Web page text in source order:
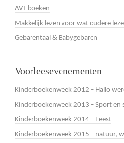
AVI-boeken
Makkelijk lezen voor wat oudere
Gebarentaal & Babygebaren
Voorleesevenementen
Kinderboekenweek 2012 – Hallo
Kinderboekenweek 2013 – Sport en
Kinderboekenweek 2014 – Feest
Kinderboekenweek 2015 – natuur,